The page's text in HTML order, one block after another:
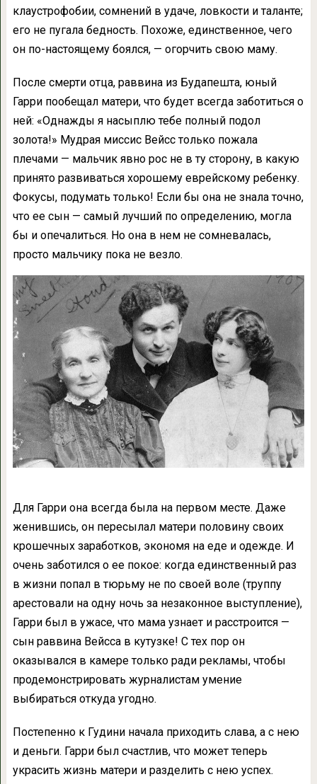
клаустрофобии, сомнений в удаче, ловкости и таланте;
его не пугала бедность. Похоже, единственное, чего
он по-настоящему боялся, — огорчить свою маму.
После смерти отца, раввина из Будапешта, юный
Гарри пообещал матери, что будет всегда заботиться о
ней: «Однажды я насыплю тебе полный подол
золота!» Мудрая миссис Вейсс только пожала
плечами — мальчик явно рос не в ту сторону, в какую
принято развиваться хорошему еврейскому ребенку.
Фокусы, подумать только! Если бы она не знала точно,
что ее сын — самый лучший по определению, могла
бы и опечалиться. Но она в нем не сомневалась,
просто мальчику пока не везло.
Для Гарри она всегда была на первом месте. Даже
женившись, он пересылал матери половину своих
крошечных заработков, экономя на еде и одежде. И
очень заботился о ее покое: когда единственный раз
в жизни попал в тюрьму не по своей воле (труппу
арестовали на одну ночь за незаконное выступление),
Гарри был в ужасе, что мама узнает и расстроится —
сын раввина Вейсса в кутузке! С тех пор он
оказывался в камере только ради рекламы, чтобы
продемонстрировать журналистам умение
выбираться откуда угодно.
Постепенно к Гудини начала приходить слава, а с нею
и деньги. Гарри был счастлив, что может теперь
украсить жизнь матери и разделить с нею успех.